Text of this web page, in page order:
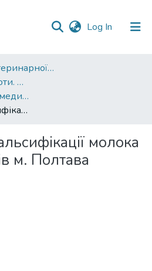
Log In (current)
Факультет ветеринарної медицини
Кваліфікаційні роботи. Факультет ветеринарної медицини
211 «Ветеринарна медицина»
Визначення фальсифікації молока в умовах ринків м. Полтава
молока
м. Полтава